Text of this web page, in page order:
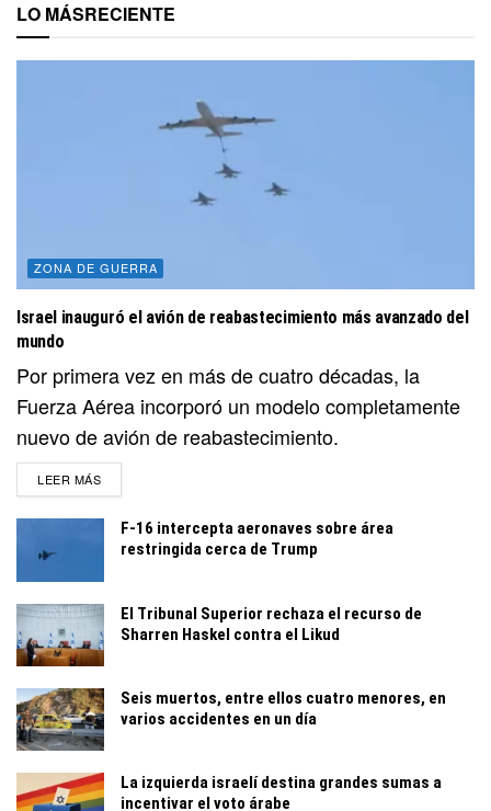
LO MÁSRECIENTE
ZONA DE GUERRA
Israel inauguró el avión de reabastecimiento más avanzado del
mundo
Por primera vez en más de cuatro décadas, la
Fuerza Aérea incorporó un modelo completamente
nuevo de avión de reabastecimiento.
LEER MÁSDETAILS
F-16 intercepta aeronaves sobre área
restringida cerca de Trump
El Tribunal Superior rechaza el recurso de
Sharren Haskel contra el Likud
Seis muertos, entre ellos cuatro menores, en
varios accidentes en un día
La izquierda israelí destina grandes sumas a
incentivar el voto árabe